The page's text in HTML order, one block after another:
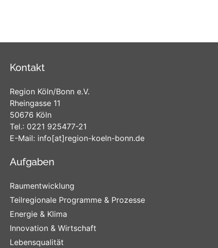
Kontakt
Region Köln/Bonn e.V.
Rheingasse 11
50676 Köln
Tel.: 0221 925477-21
E-Mail: info[at]region-koeln-bonn.de
Aufgaben
Raumentwicklung
Teilregionale Programme & Prozesse
Energie & Klima
Innovation & Wirtschaft
Lebensqualität